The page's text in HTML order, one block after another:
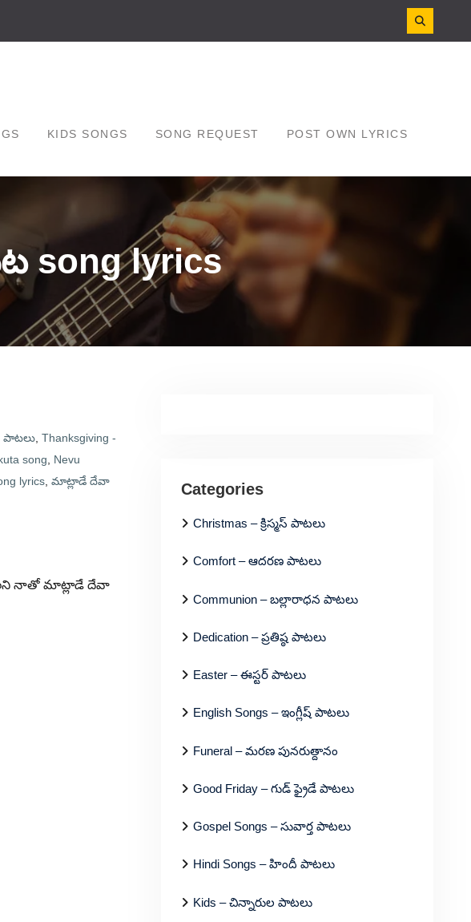
KIDS SONGS SONG REQUEST POST OWN LYRICS
song lyrics
పాటలు Thanksgiving -
song
Nevu
lyrics మాట్లాడే దేవా
నాతో మాట్లాడే దేవా
Categories
Christmas – క్రిస్మస్ పాటలు
Comfort – ఆదరణ పాటలు
Communion – బల్లారాధన పాటలు
Dedication – ప్రతిష్ఠ పాటలు
Easter – ఈస్టర్ పాటలు
English Songs – ఇంగ్లీష్ పాటలు
Funeral – మరణ పునరుత్దానం
Good Friday – గుడ్ ఫ్రైడే పాటలు
Gospel Songs – సువార్త పాటలు
Hindi Songs – హిందీ పాటలు
Kids – చిన్నారుల పాటలు